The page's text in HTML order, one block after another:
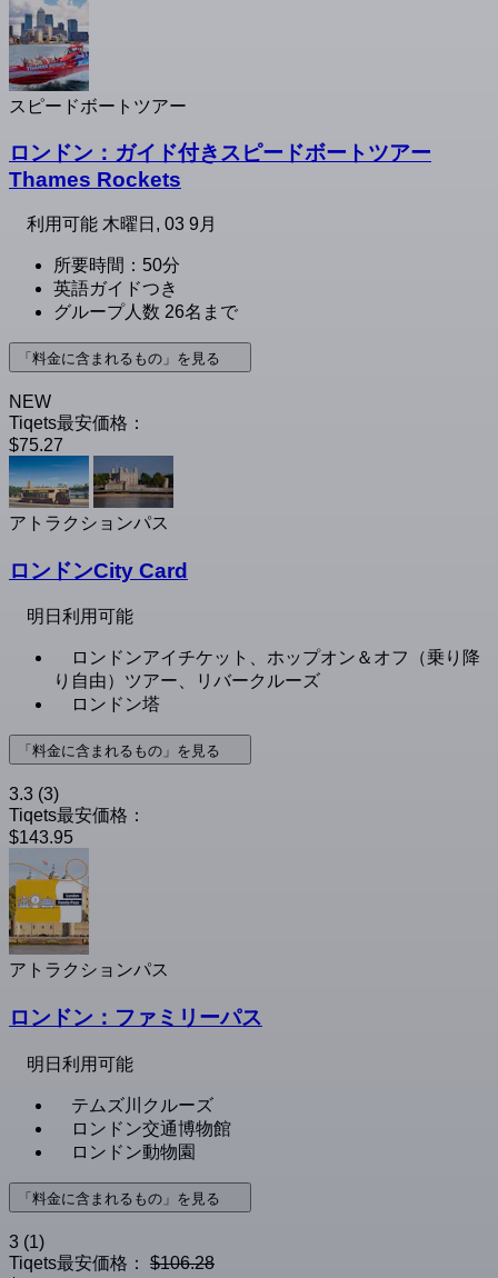
スピードボートツアー
ロンドン：ガイド付きスピードボートツアー
Thames Rockets
利用可能 木曜日, 03 9月
所要時間：50分
英語ガイドつき
グループ人数 26名まで
「料金に含まれるもの」を見る
NEW
Tiqets最安価格：
$75.27
アトラクションパス
ロンドンCity Card
明日利用可能
ロンドンアイチケット、ホップオン＆オフ（乗り降
り自由）ツアー、リバークルーズ
ロンドン塔
「料金に含まれるもの」を見る
3.3 (3)
Tiqets最安価格：
$143.95
アトラクションパス
ロンドン：ファミリーパス
明日利用可能
テムズ川クルーズ
ロンドン交通博物館
ロンドン動物園
「料金に含まれるもの」を見る
3 (1)
Tiqets最安価格： $106.28